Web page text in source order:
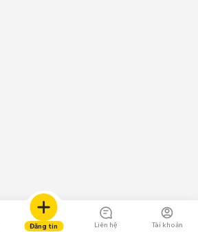
Đăng tin Liên hệ Tài khoản